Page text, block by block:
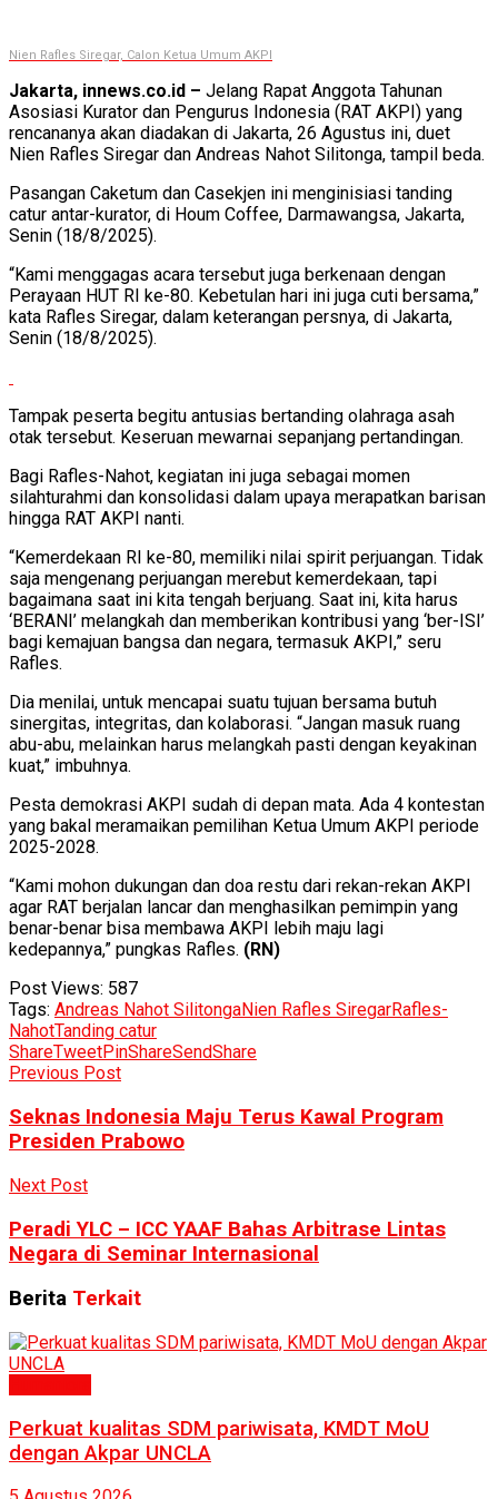
Nien Rafles Siregar, Calon Ketua Umum AKPI
Jakarta, innews.co.id – Jelang Rapat Anggota Tahunan
Asosiasi Kurator dan Pengurus Indonesia (RAT AKPI) yang
rencananya akan diadakan di Jakarta, 26 Agustus ini, duet
Nien Rafles Siregar dan Andreas Nahot Silitonga, tampil beda.
Pasangan Caketum dan Casekjen ini menginisiasi tanding
catur antar-kurator, di Houm Coffee, Darmawangsa, Jakarta,
Senin (18/8/2025).
“Kami menggagas acara tersebut juga berkenaan dengan
Perayaan HUT RI ke-80. Kebetulan hari ini juga cuti bersama,”
kata Rafles Siregar, dalam keterangan persnya, di Jakarta,
Senin (18/8/2025).
Tampak peserta begitu antusias bertanding olahraga asah
otak tersebut. Keseruan mewarnai sepanjang pertandingan.
Bagi Rafles-Nahot, kegiatan ini juga sebagai momen
silahturahmi dan konsolidasi dalam upaya merapatkan barisan
hingga RAT AKPI nanti.
“Kemerdekaan RI ke-80, memiliki nilai spirit perjuangan. Tidak
saja mengenang perjuangan merebut kemerdekaan, tapi
bagaimana saat ini kita tengah berjuang. Saat ini, kita harus
‘BERANI’ melangkah dan memberikan kontribusi yang ‘ber-ISI’
bagi kemajuan bangsa dan negara, termasuk AKPI,” seru
Rafles.
Dia menilai, untuk mencapai suatu tujuan bersama butuh
sinergitas, integritas, dan kolaborasi. “Jangan masuk ruang
abu-abu, melainkan harus melangkah pasti dengan keyakinan
kuat,” imbuhnya.
Pesta demokrasi AKPI sudah di depan mata. Ada 4 kontestan
yang bakal meramaikan pemilihan Ketua Umum AKPI periode
2025-2028.
“Kami mohon dukungan dan doa restu dari rekan-rekan AKPI
agar RAT berjalan lancar dan menghasilkan pemimpin yang
benar-benar bisa membawa AKPI lebih maju lagi
kedepannya,” pungkas Rafles. (RN)
Post Views: 587
Tags: Andreas Nahot SilitongaNien Rafles SiregarRafles-
NahotTanding catur
ShareTweetPinShareSendShare
Previous Post
Seknas Indonesia Maju Terus Kawal Program
Presiden Prabowo
Next Post
Peradi YLC – ICC YAAF Bahas Arbitrase Lintas
Negara di Seminar Internasional
Berita Terkait
Perkuat kualitas SDM pariwisata, KMDT MoU
dengan Akpar UNCLA